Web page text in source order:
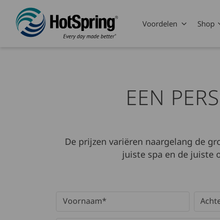
Skip to main content
Voordelen Shop
EEN
De prijzen variëren naargelang de
juiste spa en de juiste
Dit veld is verborgen bij het bekijken